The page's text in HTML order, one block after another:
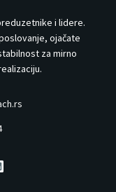
i lidere.
ojačate
za mirno